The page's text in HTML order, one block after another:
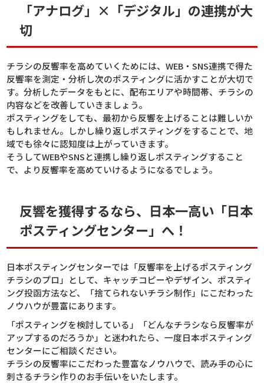
「アナログ」×「デジタル」の連携が大
切
チラシの反響率を高めていくためには、WEB・SNS連携で得た
反響率を測定・分析し次のポスティングに活かすことが大切で
す。分析したデータをもとに、配布エリアや時間帯、チラシの
内容などを改善していきましょう。
ポスティングをしても、最初から反響を上げることは難しいか
もしれません。しかし繰り返しポスティングをすることで、地
域でも徐々に認知度は上がっていきます。
そうしてWEBやSNSと連携し繰り返しポスティングすること
で、より反響率を高めていけるようになるでしょう。
反響を獲得するなら、日本一高い「日本
ポスティングセンター」へ！
日本ポスティングセンターでは「反響率を上げるポスティング
チラシのプロ」として、キャッチコピーやデザイン、ポスティ
ング投函方法など、「捨てられないチラシ制作」にこだわった
ノウハウが豊富にあります。
「ポスティングを検討している」「どんなチラシなら反響率が
アップするのだろうか」と迷われたら、一度日本ポスティング
センターにご相談ください。
チラシの反響率にこだわった豊富なノウハウで、読み手の心に
刺さるチラシ作りのお手伝いをいたします。